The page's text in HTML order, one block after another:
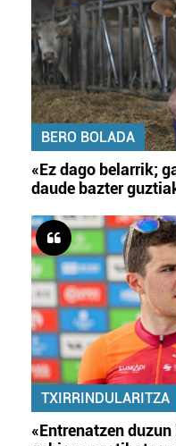
BERO BOLADA
«Ez dago belarrik;
daude bazter
TXIRRINDULARITZA
«Entrenatzen